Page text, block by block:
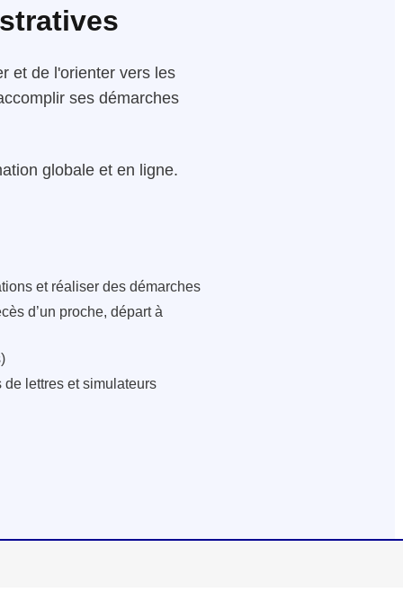
et de l'orienter vers les
ses démarches
globale et en ligne.
et réaliser des démarches
d’un proche, départ à
lettres et simulateurs